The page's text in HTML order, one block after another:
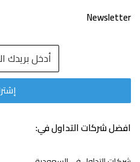
Newsletter
افضل شركات التداول في: